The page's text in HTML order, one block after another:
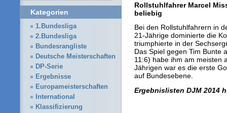
Rollstuhlfahrer Marcel
beliebig
Bei den Rollstuhlfahrern in
21-Jährige dominierte die
triumphierte in der
Das Spiel gegen Tim Bunte
11:6) habe ihm am meisten
Jährigen war es die erste
auf Bundesebene.
Ergebnislisten DJM 2014
Kategorien
1.Bundesliga
2.Bundesliga
Bundesrangliste
Deutsche Meisterschaften
DP-Serie
Ergebnisse
Europameisterschaften
International
Klassifizierung